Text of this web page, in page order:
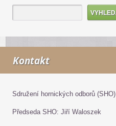
Kontakt
Sdružení hornických odborů (SHO)
Předseda SHO: Jiří Waloszek